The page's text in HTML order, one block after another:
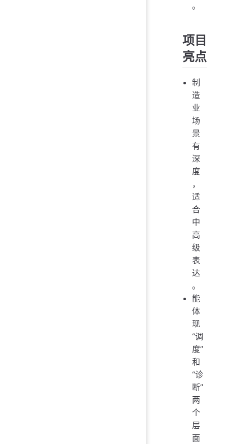
。
项目
亮点
制
造
业
场
景
有
深
度
，
适
合
中
高
级
表
达
。
能
体
现
“调
度”
和
“诊
断”
两
个
层
面